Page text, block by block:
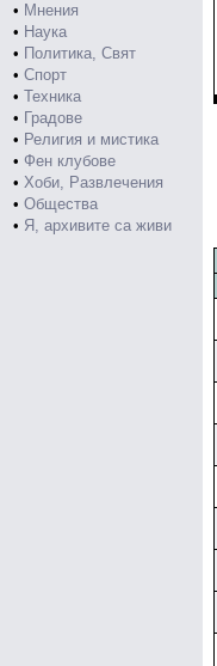
• Мнения
• Наука
• Политика, Свят
• Спорт
• Техника
• Градове
• Религия и мистика
• Фен клубове
• Хоби, Развлечения
• Общества
• Я, архивите са живи